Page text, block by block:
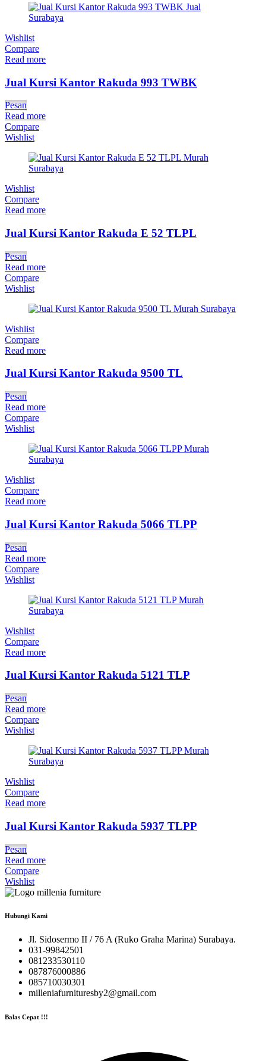
Wishlist
Compare
Read more
Jual Kursi Kantor Rakuda 993 TWBK
Pesan
Read more
Compare
Wishlist
Wishlist
Compare
Read more
Jual Kursi Kantor Rakuda E 52 TLPL
Pesan
Read more
Compare
Wishlist
Wishlist
Compare
Read more
Jual Kursi Kantor Rakuda 9500 TL
Pesan
Read more
Compare
Wishlist
Wishlist
Compare
Read more
Jual Kursi Kantor Rakuda 5066 TLPP
Pesan
Read more
Compare
Wishlist
Wishlist
Compare
Read more
Jual Kursi Kantor Rakuda 5121 TLP
Pesan
Read more
Compare
Wishlist
Wishlist
Compare
Read more
Jual Kursi Kantor Rakuda 5937 TLPP
Pesan
Read more
Compare
Wishlist
Hubungi Kami
Jl. Sidosermo II / 76 A (Ruko Graha Marina) Surabaya.
031-99842501
081233530110
087876000886
085710030301
milleniafurnituresby2@gmail.com
Balas Cepat !!!